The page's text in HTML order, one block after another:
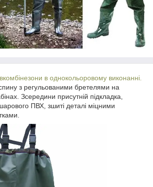
в однокольоровому виконанні
з регульованими бретелями на
Зсередини присутній підкладка,
ПВХ, зшиті деталі міцними